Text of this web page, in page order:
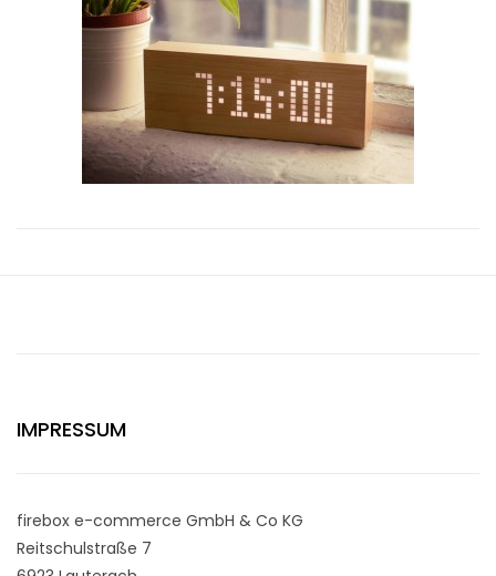
IMPRESSUM
firebox e-commerce GmbH & Co KG
Reitschulstraße 7